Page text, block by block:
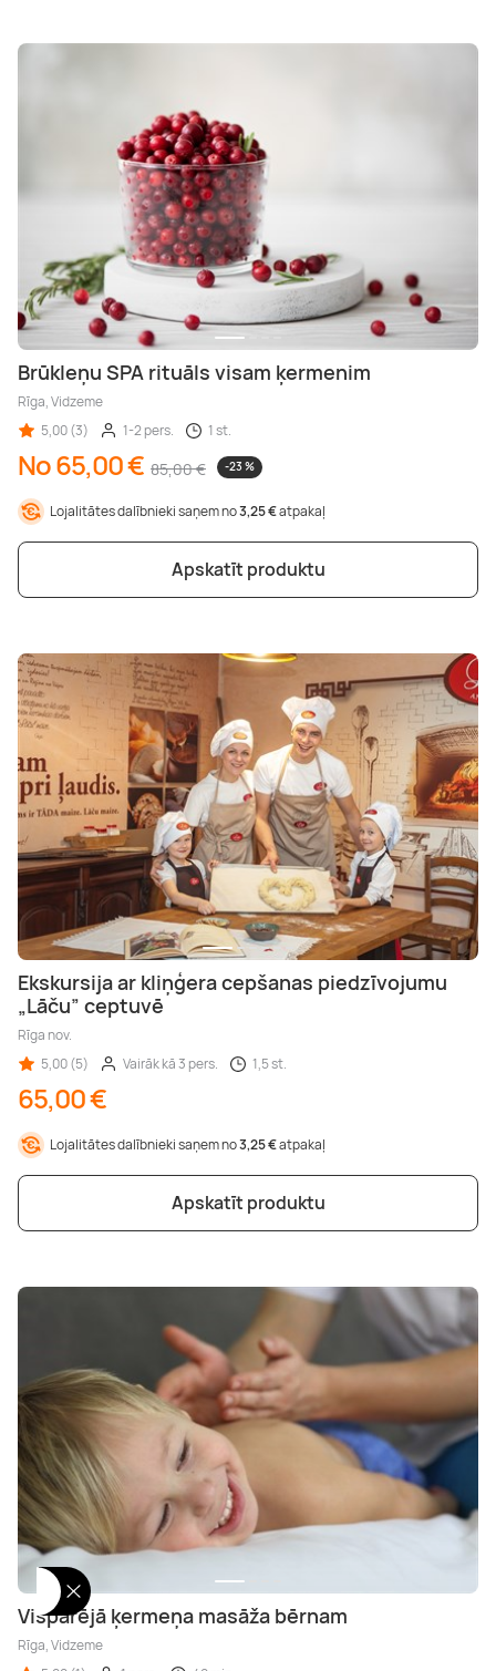
Brūkleņu SPA rituāls visam ķermenim
Rīga, Vidzeme
5,00 (3)
1-2 pers. 1 st.
No 65,00 € 85,00 € -23 %
Lojalitātes dalībnieki saņem no3,25 €atpakaļ
Apskatīt produktu
Ekskursija ar kliņģera cepšanas piedzīvojumu
„Lāču” ceptuvē
Rīga nov.
5,00 (5)
Vairāk kā 3 pers. 1,5 st.
65,00 €
Lojalitātes dalībnieki saņem no3,25 €atpakaļ
Apskatīt produktu
Vispārējā ķermeņa masāža bērnam
Rīga, Vidzeme